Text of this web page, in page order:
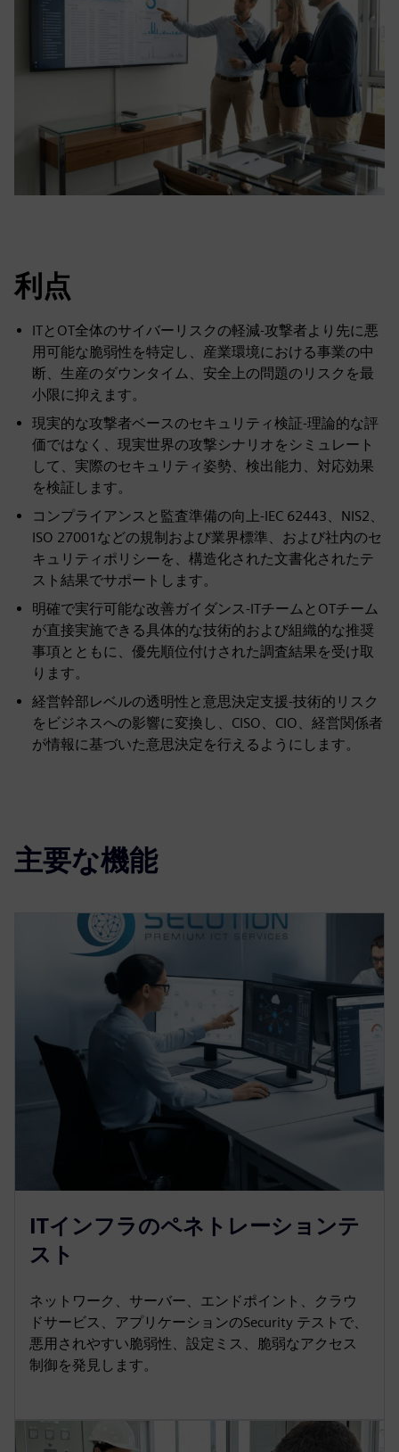
利点
ITとOT全体のサイバーリスクの軽減-攻撃者より先に悪
用可能な脆弱性を特定し、産業環境における事業の中
断、生産のダウンタイム、安全上の問題のリスクを最
小限に抑えます。
現実的な攻撃者ベースのセキュリティ検証-理論的な評
価ではなく、現実世界の攻撃シナリオをシミュレート
して、実際のセキュリティ姿勢、検出能力、対応効果
を検証します。
コンプライアンスと監査準備の向上-IEC 62443、NIS2、
ISO 27001などの規制および業界標準、および社内のセ
キュリティポリシーを、構造化された文書化されたテ
スト結果でサポートします。
明確で実行可能な改善ガイダンス-ITチームとOTチーム
が直接実施できる具体的な技術的および組織的な推奨
事項とともに、優先順位付けされた調査結果を受け取
ります。
経営幹部レベルの透明性と意思決定支援-技術的リスク
をビジネスへの影響に変換し、CISO、CIO、経営関係者
が情報に基づいた意思決定を行えるようにします。
主要な機能
ITインフラのペネトレーションテ
スト
ネットワーク、サーバー、エンドポイント、クラウ
ドサービス、アプリケーションのSecurity テストで、
悪用されやすい脆弱性、設定ミス、脆弱なアクセス
制御を発見します。